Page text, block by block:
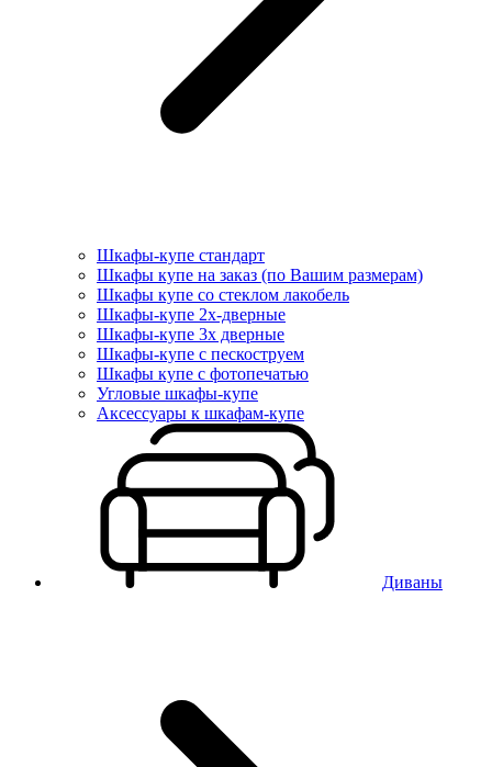
Шкафы-купе стандарт
Шкафы купе на заказ (по Вашим размерам)
Шкафы купе со стеклом лакобель
Шкафы-купе 2х-дверные
Шкафы-купе 3х дверные
Шкафы-купе с пескоструем
Шкафы купе с фотопечатью
Угловые шкафы-купе
Аксессуары к шкафам-купе
Диваны